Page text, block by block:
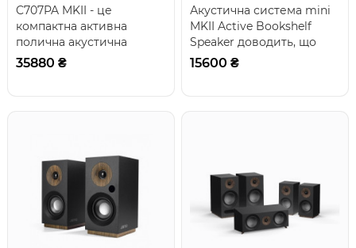
C707PA MKII - це
компактна активна
полична акустична
система, що поєднує
35880 ₴
Акустична система mini
MKII Active Bookshelf
Speaker доводить, що
потужний звук не
15600 ₴